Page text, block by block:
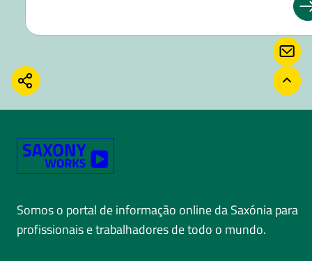
COMPARTILHAR
Somos o portal de informação online da Saxónia para
profissionais e trabalhadores de todo o mundo.